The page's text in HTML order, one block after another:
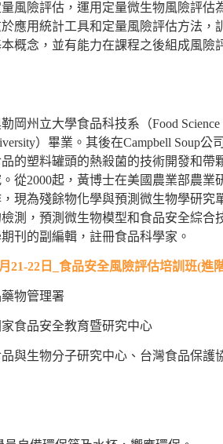
風險評估，運用定量微生物風險評估
應用統計工具和定量風險評估方法，
概念，並有能力在課程之後組成風險
岡州立大學食品科技系（Food
）畢業。其後在Campbell Soup公
的塑料罐頭的熱殺菌的技術開發和帶
從2000起，黃博士在美國農業部農業
現為殘餘物化學與預測微生物學研究
測，預測微生物模型和食品安全綜合
刊的副編輯，註冊食品科學家。
21-22日_食品安全風險評估培訓班(進
物管理署
食品安全教育暨研究中心
與生物分子研究中心、台灣食品保護